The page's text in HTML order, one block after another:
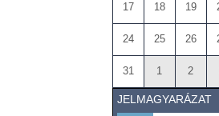
17 18 19
24 25 26
31 1 2
JELMAGYARÁZAT